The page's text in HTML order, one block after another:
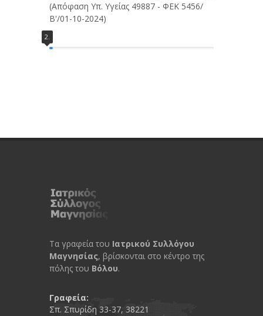
(Απόφαση Υπ. Υγείας 49887 - ΦΕΚ 5456/
Β'/01-10-2024)
2.
Τα γραφεία του Ιατρικού Συλλόγου
Μαγνησίας, βρίσκονται στο κέντρο της
πόλης του Βόλου.
Γραφεία:
Σπ. Σπυρίδη 33-37, 38221